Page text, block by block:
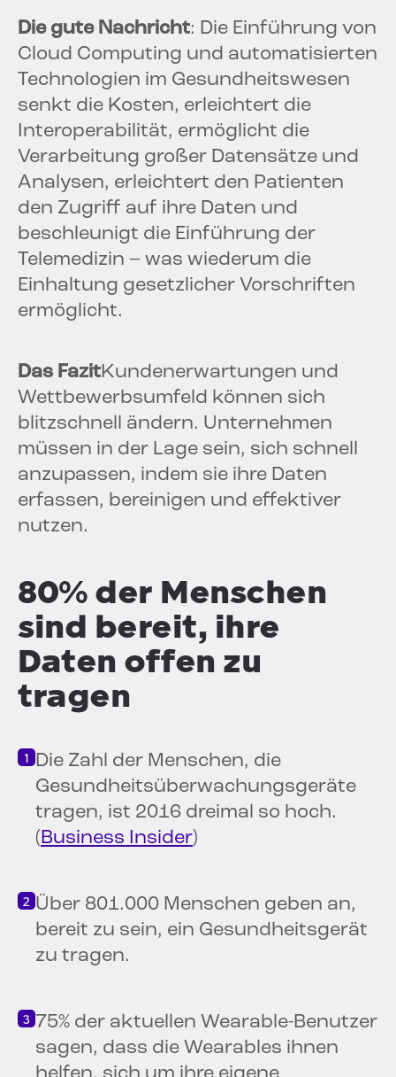
Die gute Nachricht: Die Einführung von
Cloud Computing und automatisierten
Technologien im Gesundheitswesen
senkt die Kosten, erleichtert die
Interoperabilität, ermöglicht die
Verarbeitung großer Datensätze und
Analysen, erleichtert den Patienten
den Zugriff auf ihre Daten und
beschleunigt die Einführung der
Telemedizin – was wiederum die
Einhaltung gesetzlicher Vorschriften
ermöglicht.
Das FazitKundenerwartungen und
Wettbewerbsumfeld können sich
blitzschnell ändern. Unternehmen
müssen in der Lage sein, sich schnell
anzupassen, indem sie ihre Daten
erfassen, bereinigen und effektiver
nutzen.
80% der Menschen
sind bereit, ihre
Daten offen zu
tragen
Die Zahl der Menschen, die
Gesundheitsüberwachungsgeräte
tragen, ist 2016 dreimal so hoch.
(Business Insider)
Über 801.000 Menschen geben an,
bereit zu sein, ein Gesundheitsgerät
zu tragen.
75% der aktuellen Wearable-Benutzer
sagen, dass die Wearables ihnen